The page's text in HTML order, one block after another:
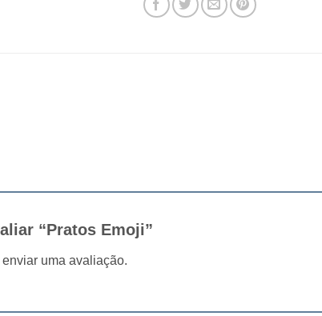
“Pratos Emoji”
uma avaliação.